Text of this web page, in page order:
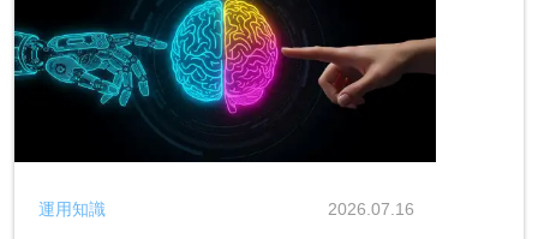
2026.07.16
運用知識